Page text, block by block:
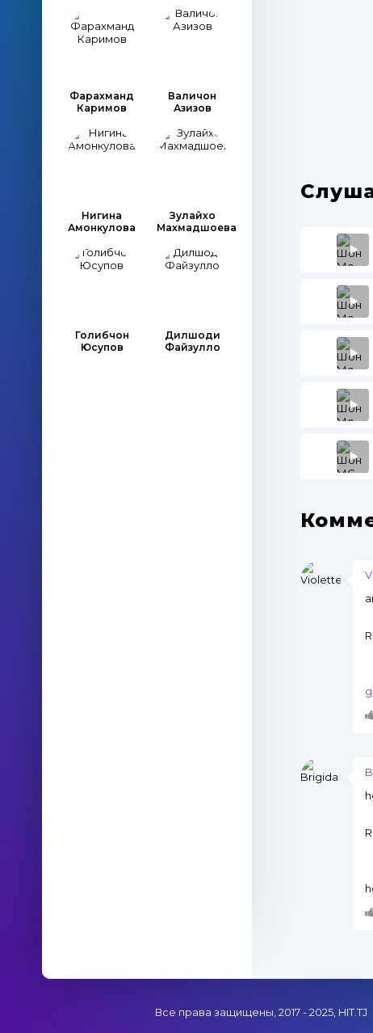
Фарахманд
Каримов
Валичон
Азизов
Нигина
Амонкулова
Зулайхо
Махмадшоева
Голибчон
Юсупов
Дилшоди
Файзулло
Все права защищены, 2017 - 2025, HIT.TJ